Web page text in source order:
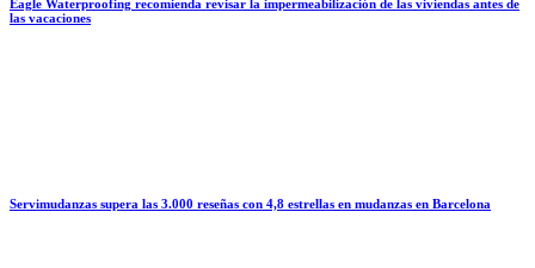
Eagle Waterproofing recomienda revisar la impermeabilización de las viviendas antes de
las vacaciones
Servimudanzas supera las 3.000 reseñas con 4,8 estrellas en mudanzas en Barcelona